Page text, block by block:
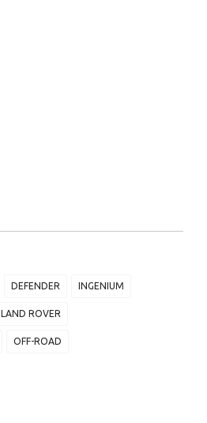
DEFENDER INGENIUM
LAND ROVER
OFF-ROAD